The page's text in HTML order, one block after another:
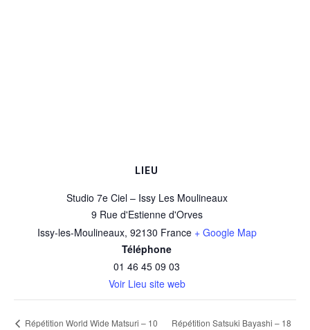
LIEU
Studio 7e Ciel – Issy Les Moulineaux
9 Rue d'Estienne d'Orves
Issy-les-Moulineaux, 92130 France + Google Map
Téléphone
01 46 45 09 03
Voir Lieu site web
Répétition World Wide Matsuri – 10
Répétition Satsuki Bayashi – 18